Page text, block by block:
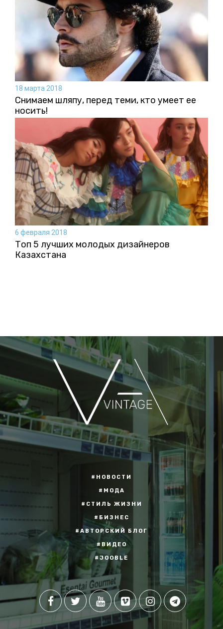
18 марта 2018
Снимаем шляпу, перед теми, кто умеет ее
носить!
6 февраля 2018
Топ 5 лучших молодых дизайнеров
Казахстана
#НОВОСТИ
#МОДА
#СТИЛЬ ЖИЗНИ
#БИЗНЕС
#АВТОРСКИЙ БЛОГ
#ВИДЕО
#JOOBLE